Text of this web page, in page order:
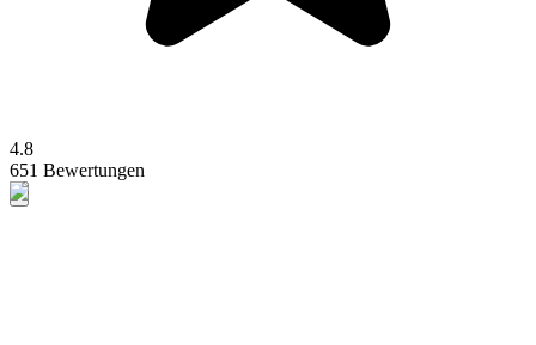
4.8
651 Bewertungen